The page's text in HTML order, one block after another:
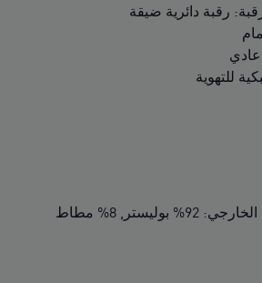
رقبة دائرية ضيقة
للتهوية
بوليستر, 8% مطاط